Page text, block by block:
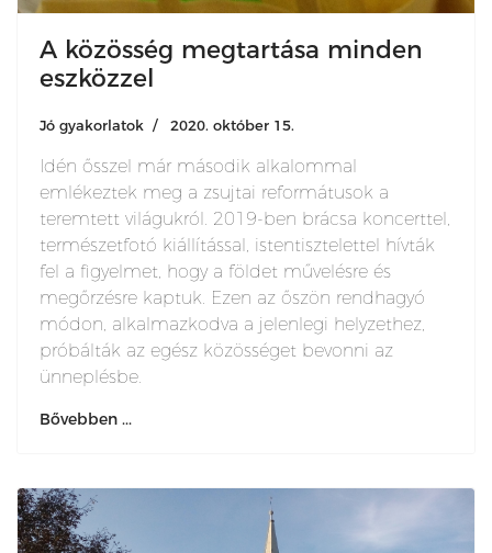
A közösség megtartása minden
eszközzel
Jó gyakorlatok 2020. október 15.
Idén ősszel már második alkalommal
emlékeztek meg a zsujtai reformátusok a
teremtett világukról. 2019-ben brácsa koncerttel,
természetfotó kiállítással, istentisztelettel hívták
fel a figyelmet, hogy a földet művelésre és
megőrzésre kaptuk. Ezen az őszön rendhagyó
módon, alkalmazkodva a jelenlegi helyzethez,
próbálták az egész közösséget bevonni az
ünneplésbe.
Bővebben ...